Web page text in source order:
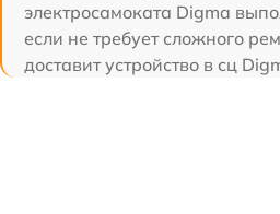
электросамоката Digma
если не требует сложного
доставит устройство в сц